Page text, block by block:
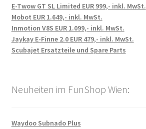
E-Twow GT SL Limited EUR 999,- inkl. MwSt.
Mobot EUR 1.649,- inkl. MwSt.
Inmotion V8S EUR 1.099,- inkl. MwSt.
Jaykay E-Finne 2.0 EUR 479,- inkl. MwSt.
Scubajet Ersatzteile und Spare Parts
Neuheiten im FunShop Wien:
Waydoo Subnado Plus